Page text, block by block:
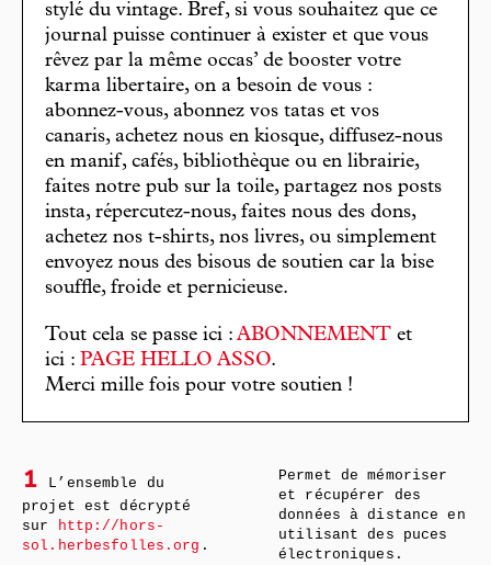
stylé du vintage. Bref, si vous souhaitez que ce
journal puisse continuer à exister et que vous
rêvez par la même occas’ de booster votre
karma libertaire, on a besoin de vous :
abonnez-vous, abonnez vos tatas et vos
canaris, achetez nous en kiosque, diffusez-nous
en manif, cafés, bibliothèque ou en librairie,
faites notre pub sur la toile, partagez nos posts
insta, répercutez-nous, faites nous des dons,
achetez nos t-shirts, nos livres, ou simplement
envoyez nous des bisous de soutien car la bise
souffle, froide et pernicieuse.
Tout cela se passe ici : ABONNEMENT et
ici : PAGE HELLO ASSO.
Merci mille fois pour votre soutien !
1
L’ensemble du
projet est décrypté
sur http://hors-
sol.herbesfolles.org .
Permet de mémoriser
et récupérer des
données à distance en
utilisant des puces
électroniques.